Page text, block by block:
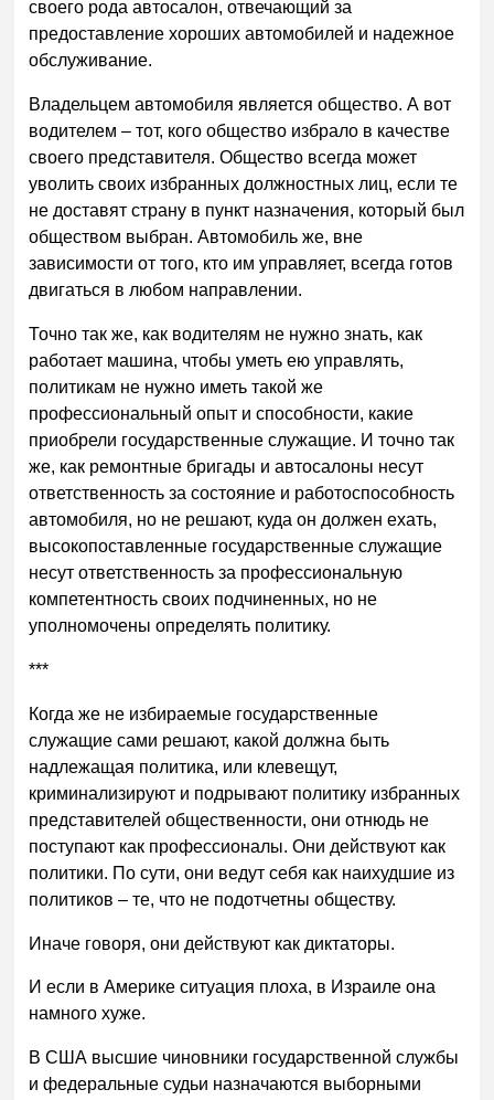
своего рода автосалон, отвечающий за
предоставление хороших автомобилей и надежное
обслуживание.
Владельцем автомобиля является общество. А вот
водителем – тот, кого общество избрало в качестве
своего представителя. Общество всегда может
уволить своих избранных должностных лиц, если те
не доставят страну в пункт назначения, который был
обществом выбран. Автомобиль же, вне
зависимости от того, кто им управляет, всегда готов
двигаться в любом направлении.
Точно так же, как водителям не нужно знать, как
работает машина, чтобы уметь ею управлять,
политикам не нужно иметь такой же
профессиональный опыт и способности, какие
приобрели государственные служащие. И точно так
же, как ремонтные бригады и автосалоны несут
ответственность за состояние и работоспособность
автомобиля, но не решают, куда он должен ехать,
высокопоставленные государственные служащие
несут ответственность за профессиональную
компетентность своих подчиненных, но не
уполномочены определять политику.
***
Когда же не избираемые государственные
служащие сами решают, какой должна быть
надлежащая политика, или клевещут,
криминализируют и подрывают политику избранных
представителей общественности, они отнюдь не
поступают как профессионалы. Они действуют как
политики. По сути, они ведут себя как наихудшие из
политиков – те, что не подотчетны обществу.
Иначе говоря, они действуют как диктаторы.
И если в Америке ситуация плоха, в Израиле она
намного хуже.
В США высшие чиновники государственной службы
и федеральные судьи назначаются выборными